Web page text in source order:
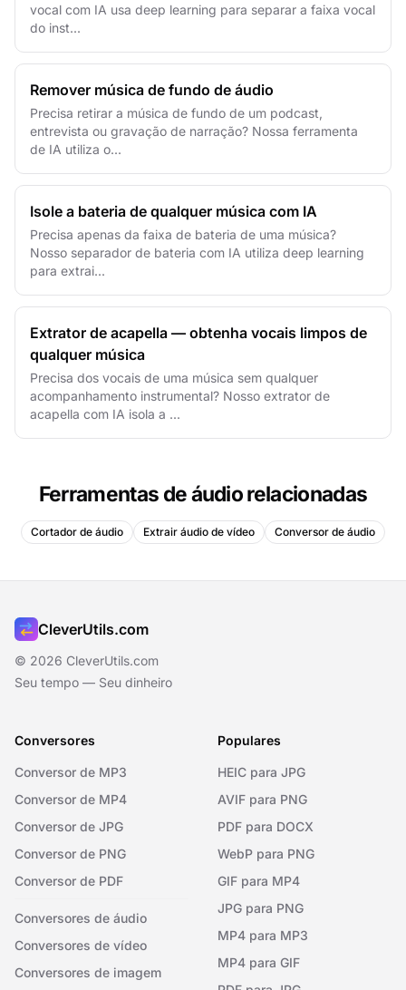
vocal com IA usa deep learning para separar a faixa vocal
do inst...
Remover música de fundo de áudio
Precisa retirar a música de fundo de um podcast,
entrevista ou gravação de narração? Nossa ferramenta
de IA utiliza o...
Isole a bateria de qualquer música com IA
Precisa apenas da faixa de bateria de uma música?
Nosso separador de bateria com IA utiliza deep learning
para extrai...
Extrator de acapella — obtenha vocais limpos de
qualquer música
Precisa dos vocais de uma música sem qualquer
acompanhamento instrumental? Nosso extrator de
acapella com IA isola a ...
Ferramentas de áudio relacionadas
Cortador de áudio Extrair áudio de vídeo Conversor de áudio
CleverUtils.com
© 2026 CleverUtils.com
Seu tempo — Seu dinheiro
Conversores
Conversor de MP3
Conversor de MP4
Conversor de JPG
Conversor de PNG
Conversor de PDF
Conversores de áudio
Conversores de vídeo
Conversores de imagem
Populares
HEIC para JPG
AVIF para PNG
PDF para DOCX
WebP para PNG
GIF para MP4
JPG para PNG
MP4 para MP3
MP4 para GIF